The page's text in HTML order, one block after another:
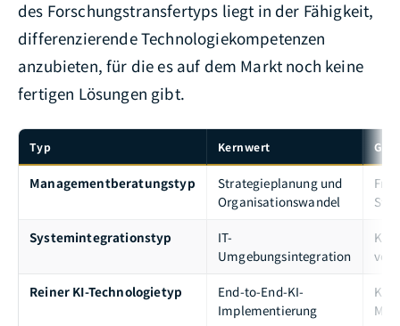
des Forschungstransfertyps liegt in der Fähigkeit,
differenzierende Technologiekompetenzen
anzubieten, für die es auf dem Markt noch keine
fertigen Lösungen gibt.
Typ Kernwert
Managementberatungstyp
Strategieplanung und
Organisationswandel
Systemintegrationstyp
IT-
Umgebungsintegration
Reiner KI-Technologietyp
End-to-End-KI-
Implementierung